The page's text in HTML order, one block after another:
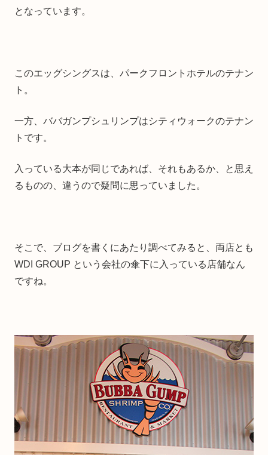
となっています。
このエッグシングスは、パークフロントホテルのテナン
ト。
一方、ババガンプシュリンプはシティウォークのテナン
トです。
入っている大本が同じであれば、それもあるか、と思え
るものの、違うので疑問に思っていました。
そこで、ブログを書くにあたり調べてみると、両店とも
WDI GROUP という会社の傘下に入っている店舗なん
ですね。